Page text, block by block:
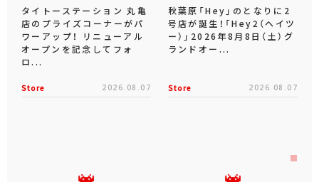
タイトーステーション 丸亀
店のプライズコーナーがパ
ワーアップ！ リニューアル
オープンを記念してフォ
ロ...
Store 2026.08.07
秋葉原「Hey」のとなりに2
号店が誕生！「Hey2（ヘイツ
ー）」2026年8月8日（土）グ
ランドオー...
Store 2026.08.07